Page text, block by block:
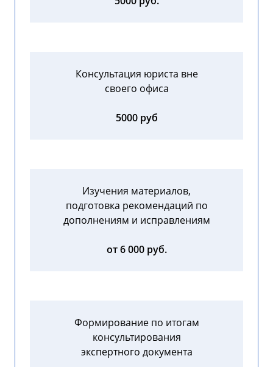
Консультация юриста вне
своего офиса
5000 руб
Изучения материалов,
подготовка рекомендаций по
дополнениям и исправлениям
от 6 000 руб.
Формирование по итогам
консультирования
экспертного документа